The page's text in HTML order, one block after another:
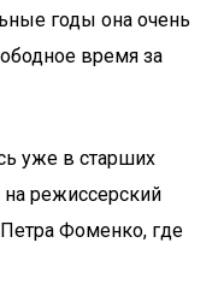
годы она очень
время за
уже в старших
на режиссерский
Фоменко, где